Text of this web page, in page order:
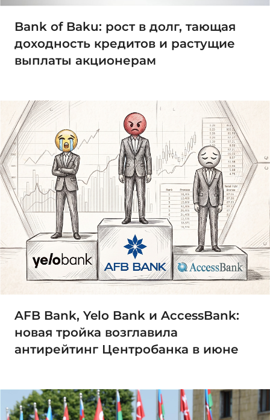
Bank of Baku: рост в долг, тающая
доходность кредитов и растущие
выплаты акционерам
AFB Bank, Yelo Bank и AccessBank:
новая тройка возглавила
антирейтинг Центробанка в июне